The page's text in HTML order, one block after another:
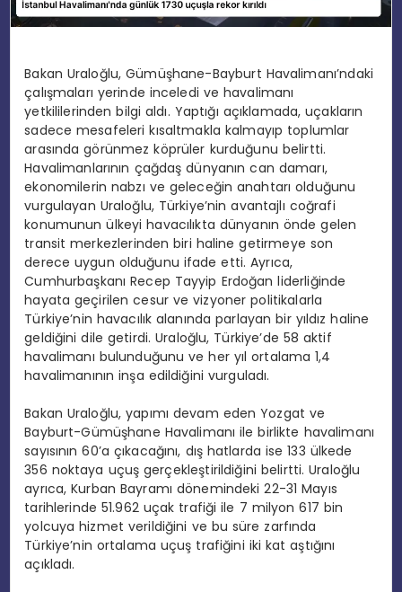
Bakan Uraloğlu, Gümüşhane-Bayburt Havalimanı’ndaki
çalışmaları yerinde inceledi ve havalimanı
yetkililerinden bilgi aldı. Yaptığı açıklamada, uçakların
sadece mesafeleri kısaltmakla kalmayıp toplumlar
arasında görünmez köprüler kurduğunu belirtti.
Havalimanlarının çağdaş dünyanın can damarı,
ekonomilerin nabzı ve geleceğin anahtarı olduğunu
vurgulayan Uraloğlu, Türkiye’nin avantajlı coğrafi
konumunun ülkeyi havacılıkta dünyanın önde gelen
transit merkezlerinden biri haline getirmeye son
derece uygun olduğunu ifade etti. Ayrıca,
Cumhurbaşkanı Recep Tayyip Erdoğan liderliğinde
hayata geçirilen cesur ve vizyoner politikalarla
Türkiye’nin havacılık alanında parlayan bir yıldız haline
geldiğini dile getirdi. Uraloğlu, Türkiye’de 58 aktif
havalimanı bulunduğunu ve her yıl ortalama 1,4
havalimanının inşa edildiğini vurguladı.
Bakan Uraloğlu, yapımı devam eden Yozgat ve
Bayburt-Gümüşhane Havalimanı ile birlikte havalimanı
sayısının 60’a çıkacağını, dış hatlarda ise 133 ülkede
356 noktaya uçuş gerçekleştirildiğini belirtti. Uraloğlu
ayrıca, Kurban Bayramı dönemindeki 22-31 Mayıs
tarihlerinde 51.962 uçak trafiği ile 7 milyon 617 bin
yolcuya hizmet verildiğini ve bu süre zarfında
Türkiye’nin ortalama uçuş trafiğini iki kat aştığını
açıkladı.